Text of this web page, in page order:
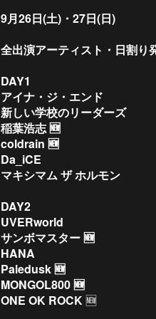
9月26日(土)・27日(日)
全出演アーティスト・日割り
DAY1
アイナ・ジ・エンド
新しい学校のリーダーズ
稲葉浩志 🆕
coldrain 🆕
Da_iCE
マキシマム ザ ホルモン
DAY2
UVERworld
サンボマスター 🆕
HANA
Paledusk 🆕
MONGOL800 🆕
ONE OK ROCK🆕